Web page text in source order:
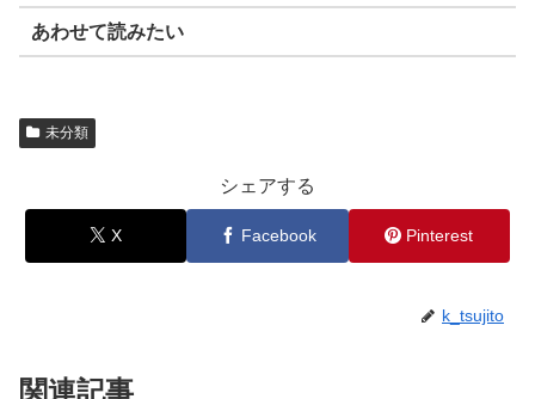
あわせて読みたい
未分類
シェアする
X Facebook Pinterest
k_tsujito
関連記事